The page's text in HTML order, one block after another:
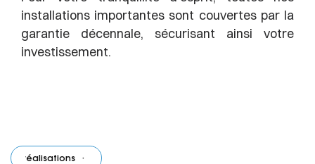
installations importantes sont couvertes par la
garantie décennale, sécurisant ainsi votre
investissement.
réalisations · Nos réalisations